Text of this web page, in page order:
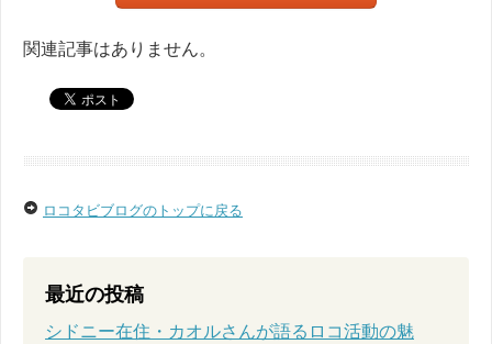
関連記事はありません。
ロコタビブログのトップに戻る
最近の投稿
シドニー在住・カオルさんが語るロコ活動の魅